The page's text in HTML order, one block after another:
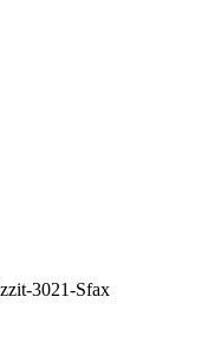
3021-Sfax